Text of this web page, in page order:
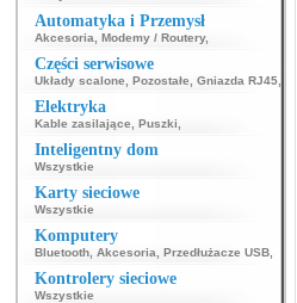
Automatyka i Przemysł
Akcesoria Modemy / Routery,
Części serwisowe
Układy scalone Pozostałe Gniazda RJ45
Elektryka
Kable zasilające Puszki
Inteligentny dom
Wszystkie
Karty sieciowe
Wszystkie
Komputery
Bluetooth Akcesoria Przedłużacze USB
Kontrolery sieciowe
Wszystkie